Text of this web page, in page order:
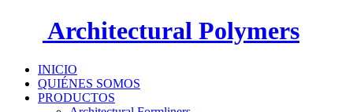
Architectural Polymers
INICIO
QUIÉNES SOMOS
PRODUCTOS